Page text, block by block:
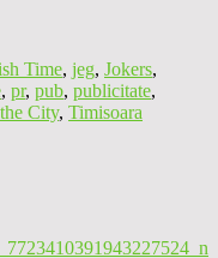
Time, jeg, Jokers,
, pr, pub, publicitate,
City, Timisoara